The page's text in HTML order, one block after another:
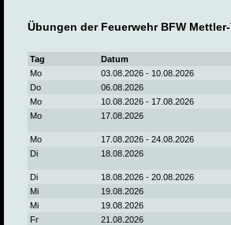
Übungen der Feuerwehr BFW
Tag Datum
Mo
03.08.2026 - 10.08.2026
Do
06.08.2026
Mo
10.08.2026 - 17.08.2026
Mo
17.08.2026
Mo
17.08.2026 - 24.08.2026
Di
18.08.2026
Di
18.08.2026 - 20.08.2026
Mi
19.08.2026
Mi
19.08.2026
Fr
21.08.2026